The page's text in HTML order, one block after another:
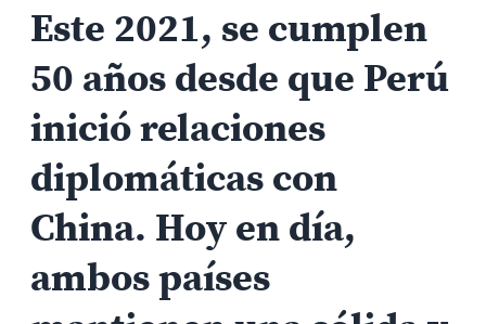
Este 2021, se cumplen
50 años desde que Perú
inició relaciones
diplomáticas con
China. Hoy en día,
ambos países